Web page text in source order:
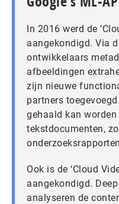
In 2016 werd de
aangekondigd. Via
ontwikkelaars
afbeeldingen
zijn nieuwe
partners
gehaald kan
tekstdocumenten,
Ook is de ‘Cloud
aangekondigd.
analyseren de